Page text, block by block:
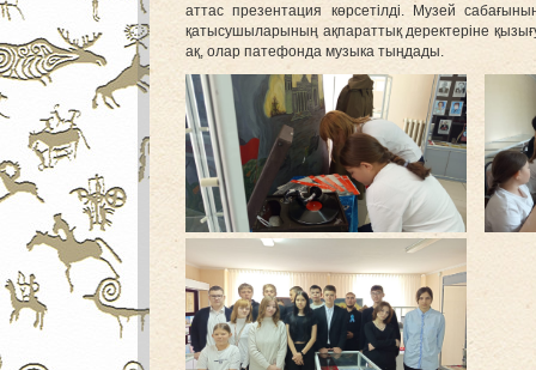
аттас презентация көрсетілді. Музей
қатысушыларының ақпараттық деректеріне
ақ, олар патефонда музыка тыңдады.